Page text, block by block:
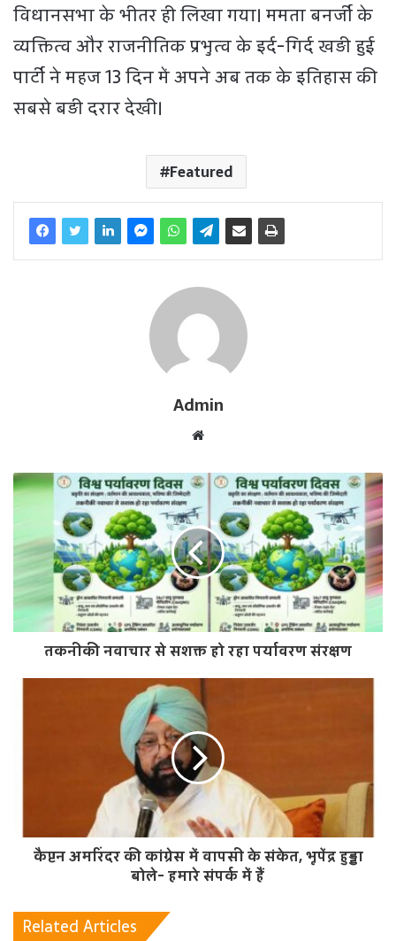
विधानसभा के भीतर ही लिखा गया। ममता बनर्जी के
व्यक्तित्व और राजनीतिक प्रभुत्व के इर्द-गिर्द खड़ी हुई
पार्टी ने महज 13 दिन में अपने अब तक के इतिहास की
सबसे बड़ी दरार देखी।
Featured
Admin
b
i
t
e
तकनीकी नवाचार से सशक्त हो रहा पर्यावरण संरक्षण
कैप्टन अमरिंदर की कांग्रेस में वापसी के संकेत, भूपेंद्र हुड्डा
बोले- हमारे संपर्क में हैं
Related Articles